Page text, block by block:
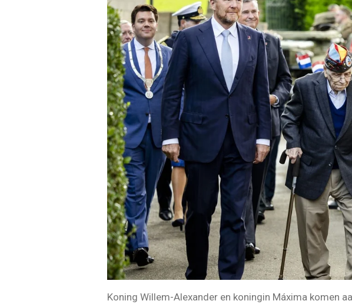
Koning Willem-Alexander en koningin Máxima komen